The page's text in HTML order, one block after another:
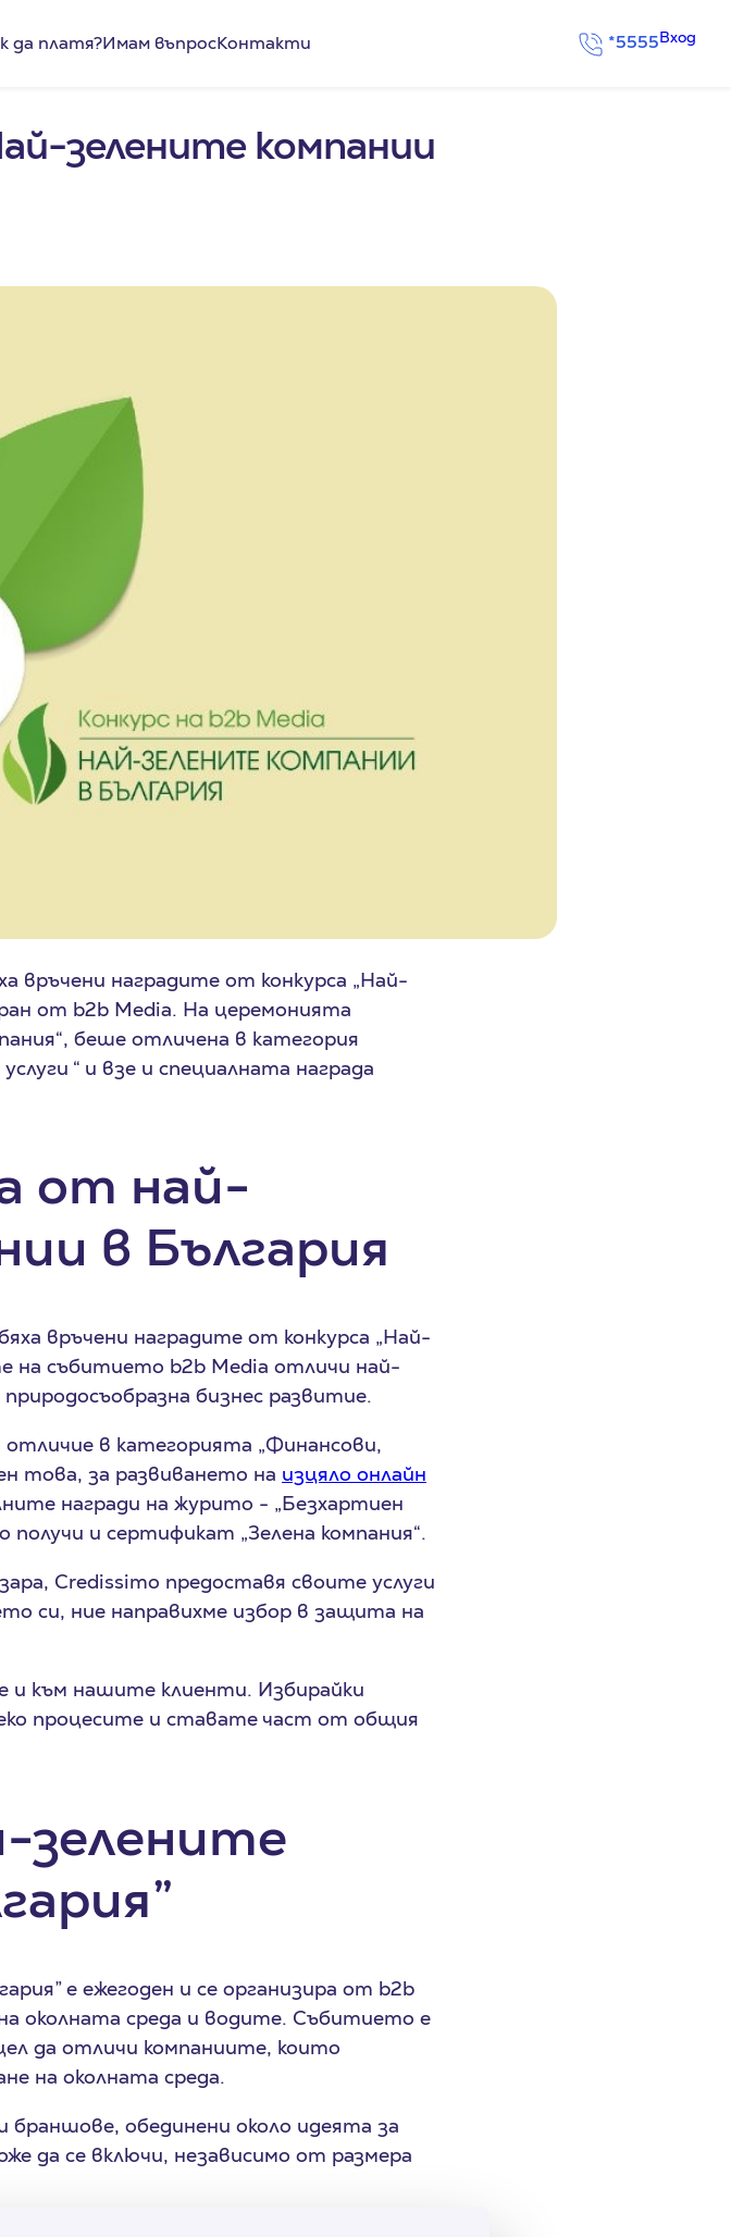
да платя?Имам въпросКонтакти *5555Вход
зелените компании
връчени наградите от конкурса „Най-
от b2b Media. На церемонията
беше отличена в категория
“ и взе и специалната награда
от най-
в България
връчени наградите от конкурса „Най-
на събитието b2b Media отличи най-
бизнес развитие.
отличие в категорията „Финансови,
това, за развиването на изцяло онлайн
награди на журито - „Безхартиен
получи и сертификат „Зелена компания“.
Credissimo предоставя своите услуги
си, ние направихме избор в защита на
и към нашите клиенти. Избирайки
процесите и ставате част от общия
зелените
е ежегоден и се организира от b2b
околната среда и водите. Събитието е
да отличи компаниите, които
на околната среда.
браншове, обединени около идеята за
да се включи, независимо от размера